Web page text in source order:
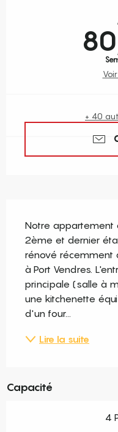
+ 40
Notre
2ème et dernier
rénové récemment
à Port Vendres.
principale (salle à
une kitchenette
d'un four...
Lire la suite
Capacité
4